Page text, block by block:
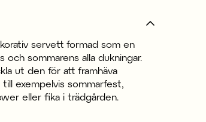
servett formad som en
och sommarens alla dukningar.
ut den för att framhäva
exempelvis sommarfest,
eller fika i trädgården.